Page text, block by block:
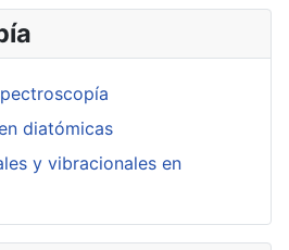
diatómicas
y vibracionales en